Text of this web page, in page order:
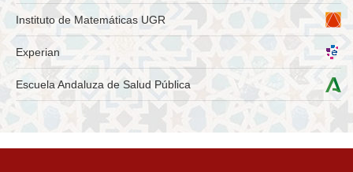
Instituto de Matemáticas UGR
Experian
Escuela Andaluza de Salud Pública